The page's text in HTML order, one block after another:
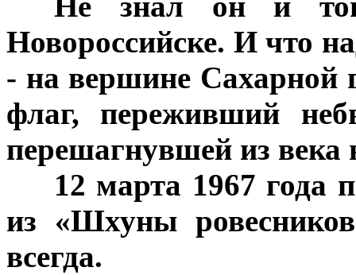
Новороссийске. И что
- на вершине Сахарной
флаг, переживший
перешагнувшей из
12 марта 1967 года
из «Шхуны
всегда.